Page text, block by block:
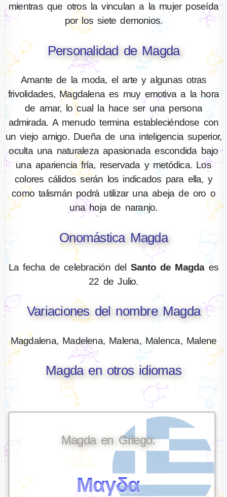
mientras que otros la vinculan a la mujer poseída
por los siete demonios.
Personalidad de Magda
Amante de la moda, el arte y algunas otras
frivolidades, Magdalena es muy emotiva a la hora
de amar, lo cual la hace ser una persona
admirada. A menudo termina estableciéndose con
un viejo amigo. Dueña de una inteligencia superior,
oculta una naturaleza apasionada escondida bajo
una apariencia fría, reservada y metódica. Los
colores cálidos serán los indicados para ella, y
como talismán podrá utilizar una abeja de oro o
una hoja de naranjo.
Onomástica Magda
La fecha de celebración del Santo de Magdaes
22 de Julio.
Variaciones del nombre Magda
Magdalena, Madelena, Malena, Malenca, Malene
Magda en otros idiomas
Magda en Griego:
Μαγδα